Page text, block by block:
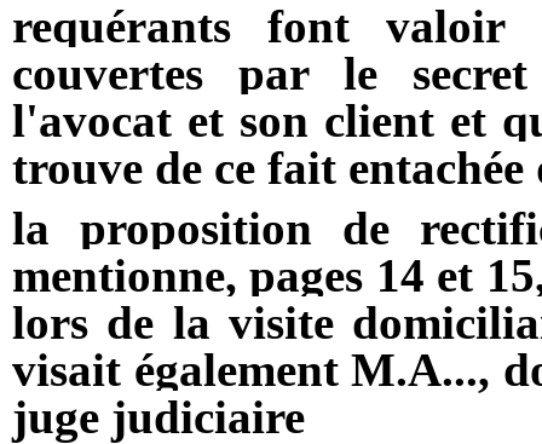
requérants font valoir
couvertes par le
l'avocat et son client et
trouve de ce fait
la proposition de
mentionne, pages 14 et
lors de la visite
visait également M.A...,
juge judiciaire